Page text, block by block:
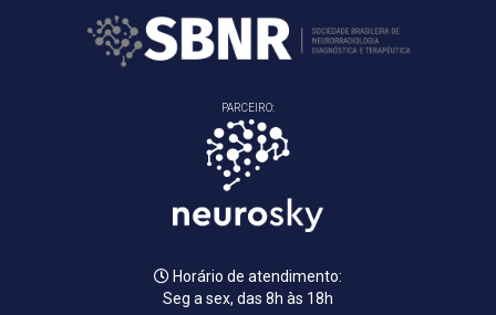
PARCEIRO:
Horário de atendimento:
Seg a sex, das 8h às 18h